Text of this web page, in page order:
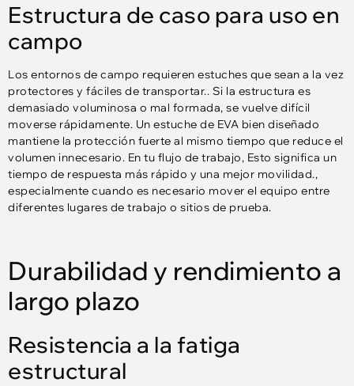
Estructura de caso para uso en
campo
Los entornos de campo requieren estuches que sean a la vez
protectores y fáciles de transportar.. Si la estructura es
demasiado voluminosa o mal formada, se vuelve difícil
moverse rápidamente. Un estuche de EVA bien diseñado
mantiene la protección fuerte al mismo tiempo que reduce el
volumen innecesario. En tu flujo de trabajo, Esto significa un
tiempo de respuesta más rápido y una mejor movilidad.,
especialmente cuando es necesario mover el equipo entre
diferentes lugares de trabajo o sitios de prueba.
Durabilidad y rendimiento a
largo plazo
Resistencia a la fatiga
estructural